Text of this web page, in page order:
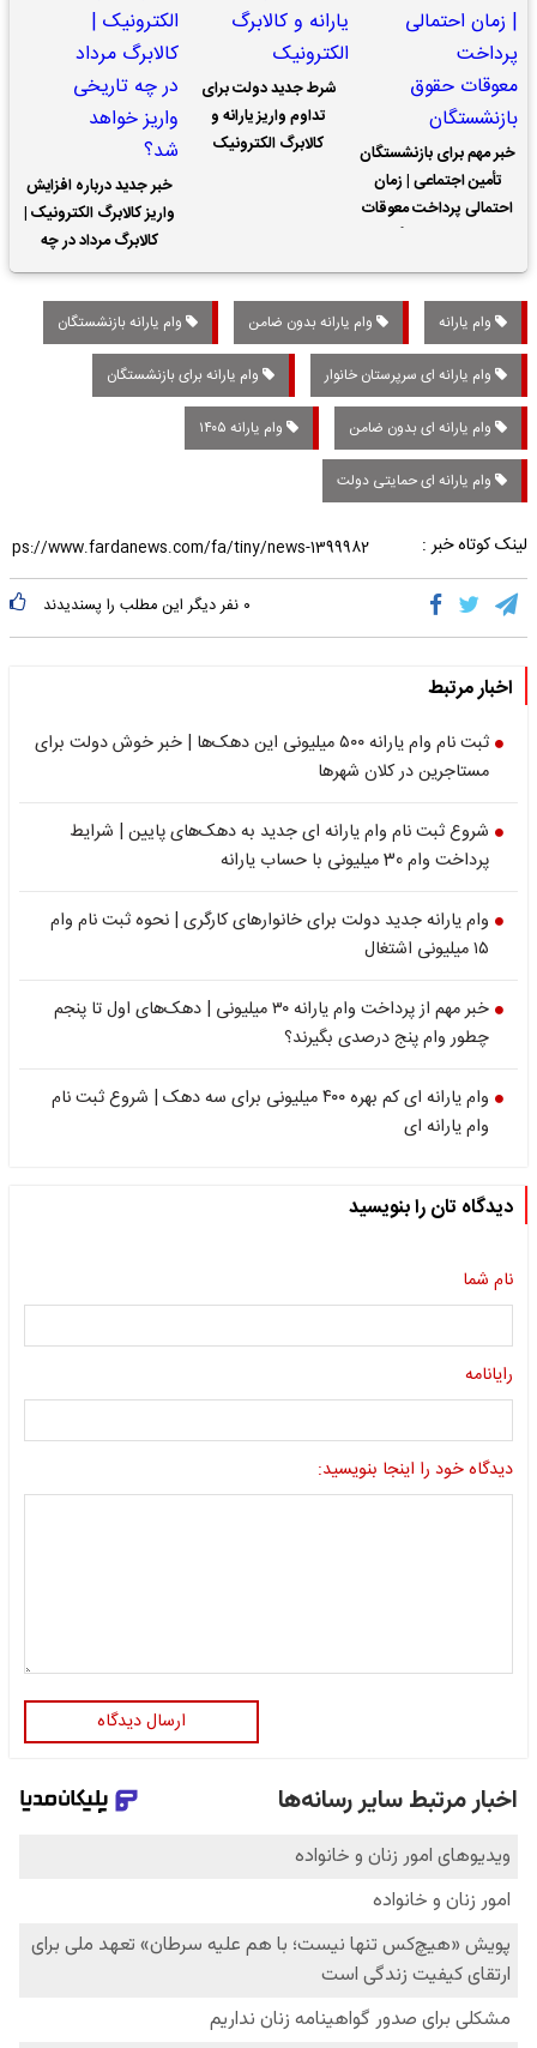
خبر مهم برای بازنشستگان
تأمین اجتماعی | زمان
احتمالی پرداخت معوقات
شرط جدید دولت برای
تداوم واریز یارانه و
کالابرگ الکترونیک
خبر جدید درباره افزایش
واریز کالابرگ الکترونیک |
کالابرگ مرداد در چه
تاریخی واریز خواهد شد؟
وام یارانه وام یارانه بدون ضامن وام یارانه بازنشستگان
وام یارانه ای سرپرستان خانوار وام یارانه برای بازنشستگان
وام یارانه ای بدون ضامن وام یارانه ۱۴۰۵
وام یارانه ای حمایتی دولت
لینک کوتاه خبر :
۰ نفر دیگر این مطلب را پسندیدند
اخبار مرتبط
ثبت نام وام یارانه ۵۰۰ میلیونی این دهک‌ها | خبر خوش دولت برای
مستاجرین در کلان شهرها
شروع ثبت نام وام یارانه ای جدید به دهک‌های پایین | شرایط
پرداخت وام 30 میلیونی با حساب یارانه
وام یارانه جدید دولت برای خانوارهای کارگری | نحوه ثبت نام وام
۱۵ میلیونی اشتغال
خبر مهم از پرداخت وام یارانه ۳۰ میلیونی | دهک‌های اول تا پنجم
چطور وام پنج درصدی بگیرند؟
وام یارانه ای کم بهره ۴۰۰ میلیونی برای سه دهک | شروع ثبت نام
وام یارانه ای
دیدگاه تان را بنویسید
نام شما
رایانامه
دیدگاه خود را اینجا بنویسید:
ارسال دیدگاه